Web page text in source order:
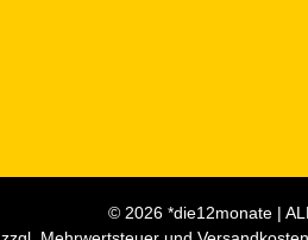
© 2026 *die12monate |